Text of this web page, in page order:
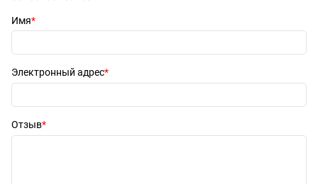
Имя
Электронный адрес
Отзыв